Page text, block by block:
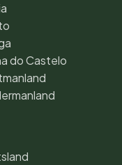
do Castelo